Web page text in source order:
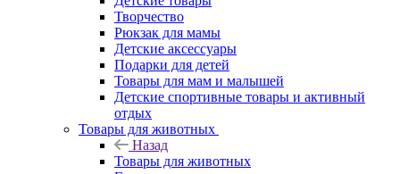
Творчество
Рюкзак для мамы
Детские аксессуары
Подарки для детей
Товары для мам и малышей
Детские спортивные товары и активный
отдых
Товары для животных
Назад
Товары для животных